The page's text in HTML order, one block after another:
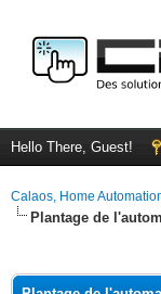
Hello There, Guest!
Calaos, Home
Plantage de